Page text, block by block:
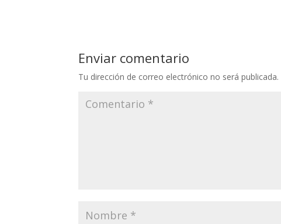
Enviar comentario
Tu dirección de correo electrónico no será publicada.